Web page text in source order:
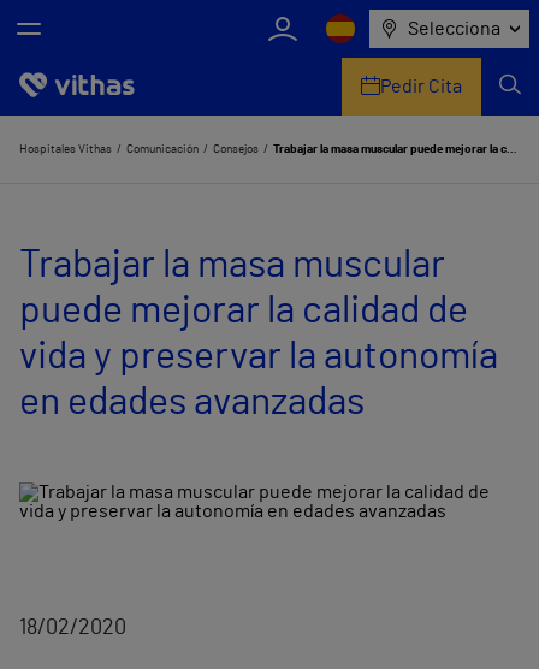
Selecciona
Nosotros
Servicios de salud
Equipo médico y asistencial
Información útil
Pedir Cita
Hospitales Vithas Comunicación Consejos Trabajar la masa muscular puede mejorar la calidad de vida y preservar la autonomía en edades avanzadas
Trabajar la masa muscular
puede mejorar la calidad de
vida y preservar la autonomía
en edades avanzadas
18/02/2020